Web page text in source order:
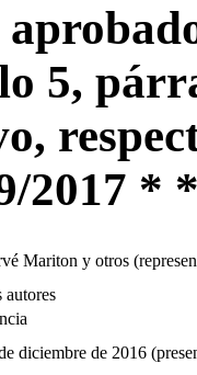
5,
2017
Mariton y otros
autores
diciembre de 2016